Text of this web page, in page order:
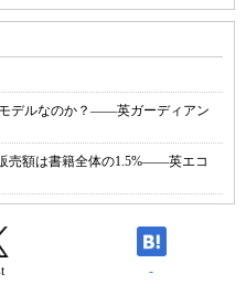
デルなのか？――英ガーディアン
売額は書籍全体の1.5%――英エコ
-